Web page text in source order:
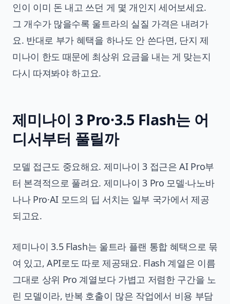
인이 이미 돈 내고 쓰던 게 몇 개인지 세어보세요.
그 개수가 많을수록 울트라의 실질 가격은 내려가
요. 반대로 부가 혜택을 하나도 안 쓴다면, 단지 제
미나이 한도 때문에 최상위 요금을 내는 게 맞는지
다시 따져봐야 하고요.
제미나이 3 Pro·3.5 Flash는 어
디서부터 풀릴까
모델 접근도 중요해요. 제미나이 3 접근은 AI Pro부
터 본격적으로 풀려요. 제미나이 3 Pro 모델·나노바
나나 Pro·AI 모드의 딥 서치는 일부 국가에서 제공
되고요.
제미나이 3.5 Flash는 울트라 플랜 통합 혜택으로 묶
여 있고, API로도 따로 제공돼요. Flash 계열은 이름
그대로 상위 Pro 계열보다 가볍고 저렴한 구간을 노
린 모델이라, 반복 호출이 많은 작업에서 비용 부담